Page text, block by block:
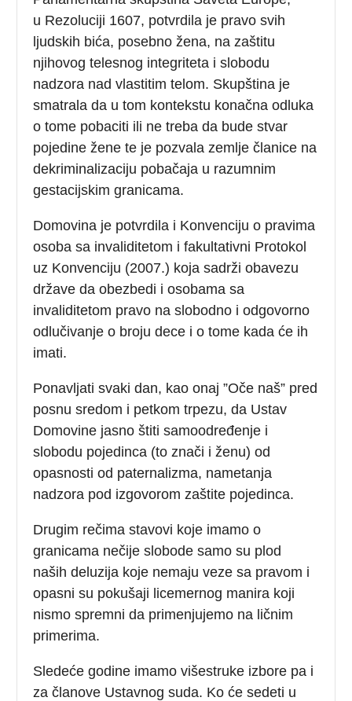
u Rezoluciji 1607, potvrdila je pravo svih
ljudskih bića, posebno žena, na zaštitu
njihovog telesnog integriteta i slobodu
nadzora nad vlastitim telom. Skupština je
smatrala da u tom kontekstu konačna odluka
o tome pobaciti ili ne treba da bude stvar
pojedine žene te je pozvala zemlje članice na
dekriminalizaciju pobačaja u razumnim
gestacijskim granicama.
Domovina je potvrdila i Konvenciju o pravima
osoba sa invaliditetom i fakultativni Protokol
uz Konvenciju (2007.) koja sadrži obavezu
države da obezbedi i osobama sa
invaliditetom pravo na slobodno i odgovorno
odlučivanje o broju dece i o tome kada će ih
imati.
Ponavljati svaki dan, kao onaj ”Oče naš” pred
posnu sredom i petkom trpezu, da Ustav
Domovine jasno štiti samoodređenje i
slobodu pojedinca (to znači i ženu) od
opasnosti od paternalizma, nametanja
nadzora pod izgovorom zaštite pojedinca.
Drugim rečima stavovi koje imamo o
granicama nečije slobode samo su plod
naših deluzija koje nemaju veze sa pravom i
opasni su pokušaji licemernog manira koji
nismo spremni da primenjujemo na ličnim
primerima.
Sledeće godine imamo višestruke izbore pa i
za članove Ustavnog suda. Ko će sedeti u